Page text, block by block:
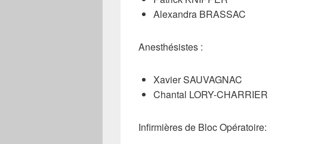
Alexandra BRASSAC
Anesthésistes :
Xavier SAUVAGNAC
Chantal LORY-CHARRIER
Infirmières de Bloc Opératoire: